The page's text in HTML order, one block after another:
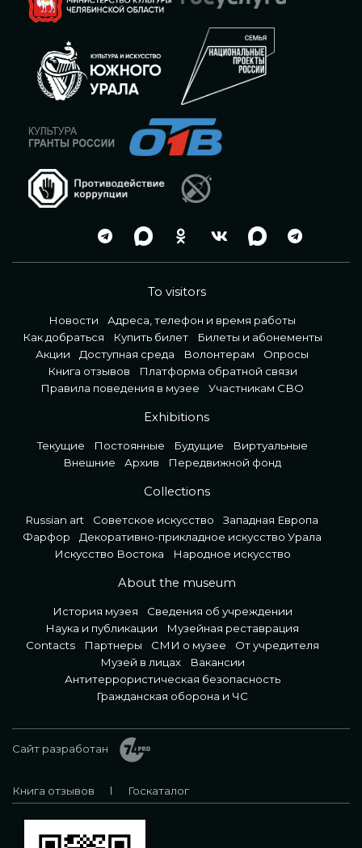
To visitors
Новости
Адреса, телефон и время работы
Как добраться
Купить билет
Билеты и абонементы
Акции
Доступная среда Волонтерам
Опросы
Книга отзывов
Платформа обратной связи
Правила поведения в музее
Участникам СВО
Exhibitions
Текущие Постоянные Будущие
Виртуальные
Внешние
Архив Передвижной фонд
Collections
Russian art Советское искусство
Западная Европа
Фарфор
Декоративно-прикладное искусство Урала
Искусство Востока
Народное искусство
About the museum
История музея
Сведения об учреждении
Наука и публикации
Музейная реставрация
Contacts
Партнеры СМИ о музее
От учредителя
Музей в лицах
Вакансии
Антитеррористическая безопасность
Гражданская оборона и ЧС
Сайт разработан
Книга отзывов Госкаталог